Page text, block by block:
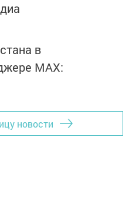
в
MАХ:
новости